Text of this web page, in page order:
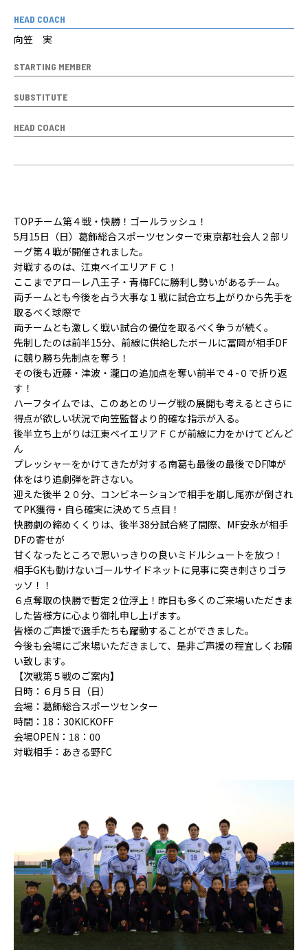
HEAD COACH
向笠 実
STARTING MEMBER
SUBSTITUTE
HEAD COACH
TOPチーム第４戦・快勝！ゴールラッシュ！
5月15日（日）葛飾総合スポーツセンターで東京都社会人２部リ
ーグ第４戦が開催されました。
対戦するのは、江東ベイエリアＦＣ！
ここまでアローレ八王子・青梅FCに勝利し勢いがあるチーム。
両チームとも今後を占う大事な１戦に試合立ち上がりから先手を
取るべく球際で
両チームとも激しく戦い試合の優位を取るべく争うが続く。
先制したのは前半15分、前線に供給したボールに冨岡が相手DF
に競り勝ち先制点を奪う！
その後も近藤・津波・瀧口の追加点を奪い前半で４-０で折り返
す！
ハーフタイムでは、このあとのリーグ戦の展開も考えるとさらに
得点が欲しい状況で向笠監督より的確な指示が入る。
後半立ち上がりは江東ベイエリアＦＣが前線に力をかけてどんど
ん
プレッシャーをかけてきたが対する南葛も最後の最後でDF陣が
体をはり追劇弾を許さない。
迎えた後半２０分、コンビネーションで相手を崩し尾亦が倒され
てPK獲得・ 自ら確実に決めて５点目！
快勝劇の締めくくりは、後半38分試合終了間際、MF安永が相手
DFの寄せが
甘くなったところで思いっきりの良いミドルシュートを放つ！
相手GKも動けないゴールサイドネットに見事に突き刺さりゴラ
ッソ！！
６点奪取の快勝で暫定２位浮上！昨日も多くのご来場いただきま
した皆様方に心より御礼申し上げます。
皆様のご声援で選手たちも躍動することができました。
今後も会場にご来場いただきまして、是非ご声援の程宜しくお願
い致します。
【次戦第５戦のご案内】
日時：６月５日（日）
会場：葛飾総合スポーツセンター
時間：18：30KICKOFF
会場OPEN：18：00
対戦相手：あきる野FC